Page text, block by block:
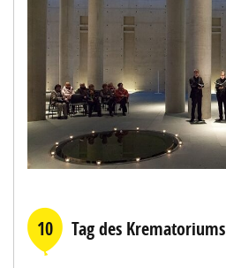
10 Tag des Krematoriums